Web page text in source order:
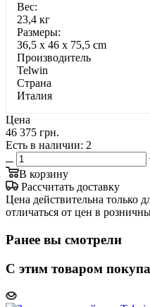
Bec:
23,4 кг
Paзмepы:
36,5 x 46 x 75,5 cm
Производитель
Telwin
Страна
Италия
Цена
46 375 грн.
Есть в наличии: 2
В корзину
Рассчитать доставку
Цена действительна только
отличаться от цен в
Ранее вы смотрели
С этим товаром